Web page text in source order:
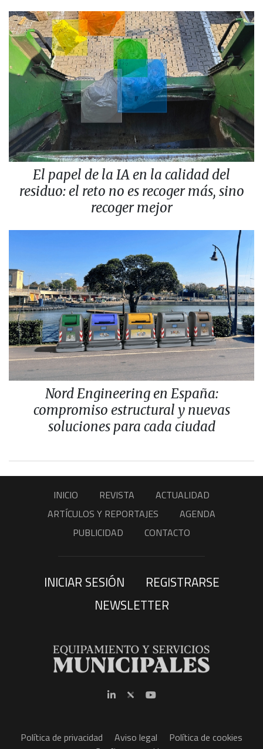
El papel de la IA en la calidad del
residuo: el reto no es recoger más, sino
recoger mejor
Nord Engineering en España:
compromiso estructural y nuevas
soluciones para cada ciudad
INICIO REVISTA
ACTUALIDAD
ARTÍCULOS Y REPORTAJES
AGENDA
PUBLICIDAD
CONTACTO
INICIAR SESIÓN
REGISTRARSE
NEWSLETTER
Política de privacidad Aviso legal
Política de cookies